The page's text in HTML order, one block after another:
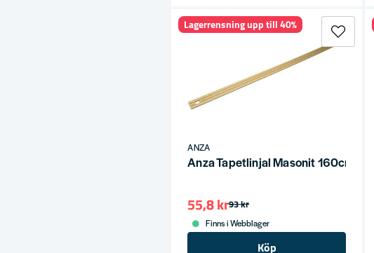
ANZA
Anza Tapetlinjal Masonit 160cm
93 kr
55,8 kr
Finns i Webblager
Köp
Lagerrensning upp till 40%